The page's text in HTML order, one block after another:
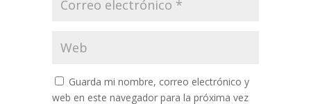
Guarda mi nombre, correo electrónico y
web en este navegador para la próxima vez